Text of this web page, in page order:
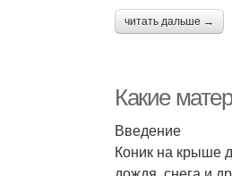
читать дальше →
Какие
Введение
Коник на крыше